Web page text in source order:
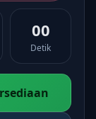
00
Detik